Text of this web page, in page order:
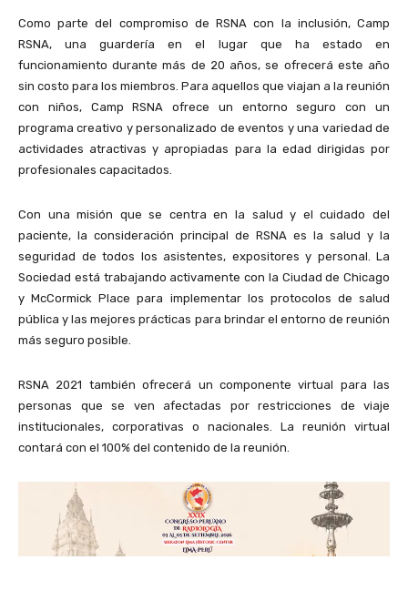
Como parte del compromiso de RSNA con la inclusión, Camp
RSNA, una guardería en el lugar que ha estado en
funcionamiento durante más de 20 años, se ofrecerá este año
sin costo para los miembros. Para aquellos que viajan a la reunión
con niños, Camp RSNA ofrece un entorno seguro con un
programa creativo y personalizado de eventos y una variedad de
actividades atractivas y apropiadas para la edad dirigidas por
profesionales capacitados.
Con una misión que se centra en la salud y el cuidado del
paciente, la consideración principal de RSNA es la salud y la
seguridad de todos los asistentes, expositores y personal. La
Sociedad está trabajando activamente con la Ciudad de Chicago
y McCormick Place para implementar los protocolos de salud
pública y las mejores prácticas para brindar el entorno de reunión
más seguro posible.
RSNA 2021 también ofrecerá un componente virtual para las
personas que se ven afectadas por restricciones de viaje
institucionales, corporativas o nacionales. La reunión virtual
contará con el 100% del contenido de la reunión.